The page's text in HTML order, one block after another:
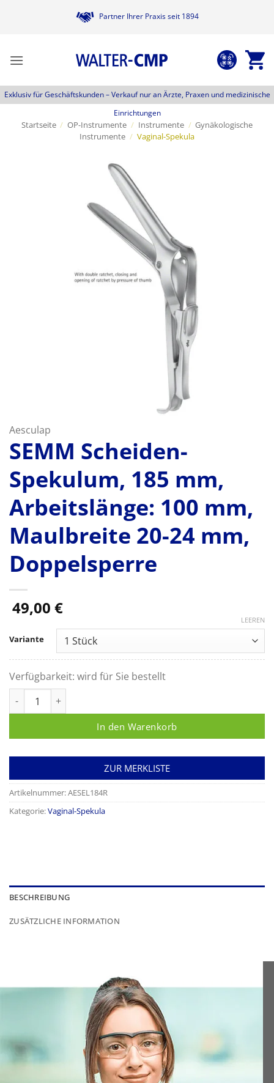
Partner Ihrer Praxis seit 1894
Exklusiv für Geschäftskunden –Verkauf nur an Ärzte, Praxen und medizinische
Einrichtungen
Startseite / OP-Instrumente / Instrumente / Gynäkologische
Instrumente / Vaginal-Spekula
Aesculap
SEMM Scheiden-
Spekulum, 185 mm,
Arbeitslänge: 100 mm,
Maulbreite 20-24 mm,
Doppelsperre
49,00 €
Variante
LEEREN
Verfügbarkeit: wird für Sie bestellt
In den Warenkorb
ZUR MERKLISTE
Artikelnummer:AESEL184R
Kategorie:Vaginal-Spekula
BESCHREIBUNG
ZUSÄTZLICHE INFORMATION